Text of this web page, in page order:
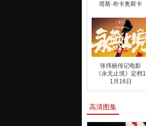
塔斯·布卡奥斯卡
张伟丽传记电影
《永无止境》定档1
1月16日
高清图集